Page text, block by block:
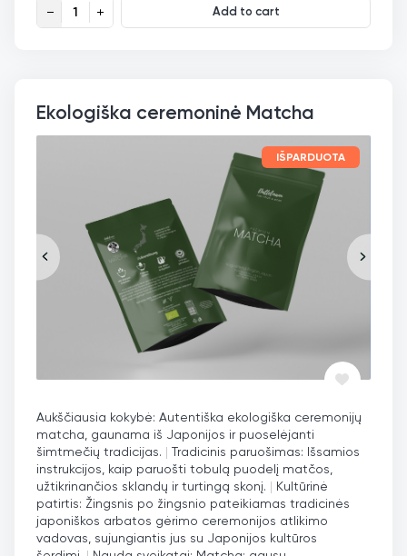
Ekologiški žali kakavos milteliai (vienos kilmės) quantity
Add to cart
Ekologiška ceremoninė Matcha
IŠPARDUOTA
Aukščiausia kokybė: Autentiška ekologiška ceremonijų
matcha, gaunama iš Japonijos ir puoselėjanti
šimtmečių tradicijas. | Tradicinis paruošimas: Išsamios
instrukcijos, kaip paruošti tobulą puodelį matčos,
užtikrinančios sklandų ir turtingą skonį. | Kultūrinė
patirtis: Žingsnis po žingsnio pateikiamas tradicinės
japoniškos arbatos gėrimo ceremonijos atlikimo
vadovas, sujungiantis jus su Japonijos kultūros